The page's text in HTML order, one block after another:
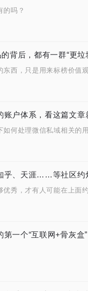
的吗？
背后，都有一群“更垃
东西，只是用来标榜价值
账户体系，看这篇文章
如何处理微信私域相关的
乎、天涯……等社区约
优秀，才有人可能在上面
一个“互联网+骨灰盒”